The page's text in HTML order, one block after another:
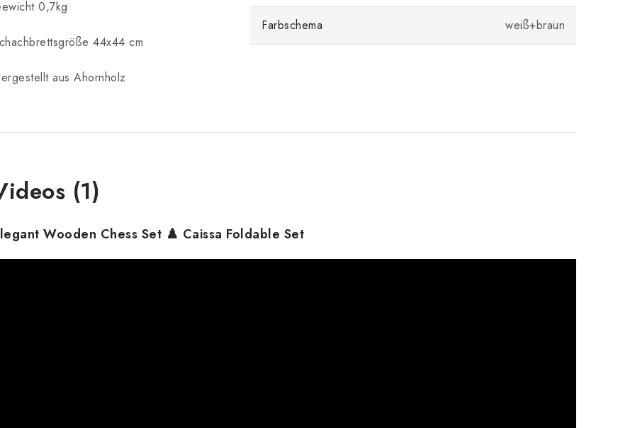
0,7kg
44x44 cm
aus Ahornholz
Farbschema weiß+braun
(1)
Wooden Chess Set ♟️ Caissa Foldable Set